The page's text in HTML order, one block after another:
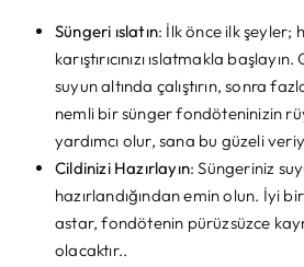
Süngeri ıslatın: İlk önce ilk şeyler;
karıştırıcınızı ıslatmakla
suyun altında çalıştırın, sonra
nemli bir sünger fondöteninizin
yardımcı olur, sana bu güzeli
Cildinizi Hazırlayın: Süngeriniz
hazırlandığından emin olun. İyi
astar, fondötenin pürüzsüzce
olacaktır..